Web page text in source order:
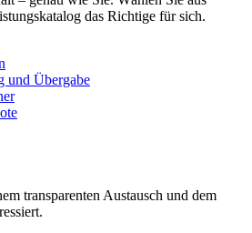
das Richtige für sich.
und Übergabe
transparenten Austausch und dem